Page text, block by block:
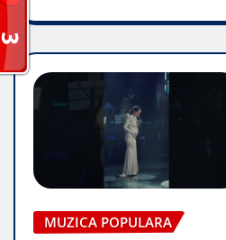
MUZICA POPULARA